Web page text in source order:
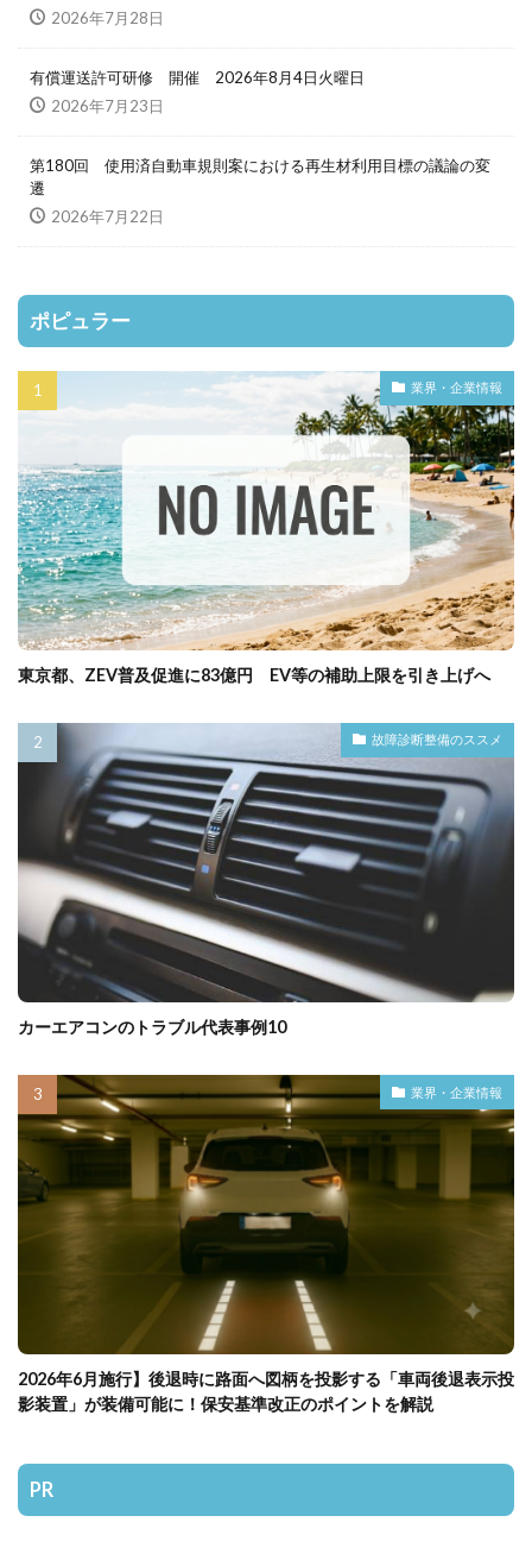
2026年7月28日
有償運送許可研修 開催 2026年8月4日火曜日
2026年7月23日
第180回 使用済自動車規則案における再生材利用目標の議論の変
遷
2026年7月22日
ポピュラー
業界・企業情報
東京都、ZEV普及促進に83億円 EV等の補助上限を引き上げへ
故障診断整備のススメ
カーエアコンのトラブル代表事例10
業界・企業情報
2026年6月施行】後退時に路面へ図柄を投影する「車両後退表示投
影装置」が装備可能に！保安基準改正のポイントを解説
PR